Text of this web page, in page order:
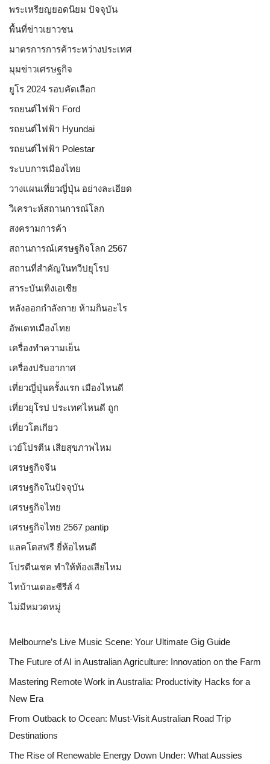
พระเหรียญยอดนิยม ปัจจุบัน
พื้นที่ข่าวเยาวชน
มาตรการการค้าระหว่างประเทศ
มุมข่าวเศรษฐกิจ
ยูโร 2024 รอบคัดเลือก
รถยนต์ไฟฟ้า Ford
รถยนต์ไฟฟ้า Hyundai
รถยนต์ไฟฟ้า Polestar
ระบบการเมืองไทย
วางแผนเที่ยวญี่ปุ่น อย่างละเอียด
วิเคราะห์สถานการณ์โลก
สงครามการค้า
สถานการณ์เศรษฐกิจโลก 2567
สถานที่สำคัญในทวีปยุโรป
สาระบันเทิงเอเชีย
หลังออกกําลังกาย ห้ามกินอะไร
อัพเดทเมืองไทย
เครื่องทำความเย็น
เครื่องปรับอากาศ
เที่ยวญี่ปุ่นครั้งแรก เมืองไหนดี
เที่ยวยุโรป ประเทศไหนดี ถูก
เที่ยวโตเกียว
เวย์โปรตีน เสียสุขภาพไหม
เศรษฐกิจจีน
เศรษฐกิจในปัจจุบัน
เศรษฐกิจไทย
เศรษฐกิจไทย 2567 pantip
แลคโตสฟรี ยี่ห้อไหนดี
โปรตีนเชค ทำให้ท้องเสียไหม
ไทบ้านเดอะซีรีส์ 4
ไม่มีหมวดหมู่
Melbourne’s Live Music Scene: Your Ultimate Gig Guide
The Future of AI in Australian Agriculture: Innovation on the Farm
Mastering Remote Work in Australia: Productivity Hacks for a
New Era
From Outback to Ocean: Must-Visit Australian Road Trip
Destinations
The Rise of Renewable Energy Down Under: What Aussies